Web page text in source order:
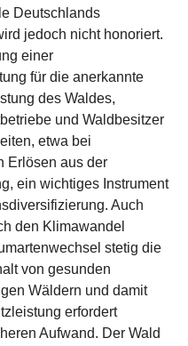
Deutschlands
jedoch nicht honoriert.
einer
für die anerkannte
des Waldes,
und Waldbesitzer
etwa bei
Erlösen aus der
ein wichtiges Instrument
Auch
den Klimawandel
stetig die
von gesunden
Wäldern und damit
erfordert
Aufwand. Der Wald